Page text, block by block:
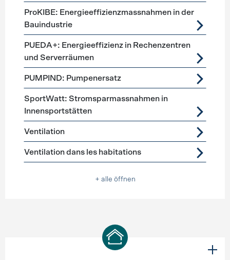
ProKIBE: Energieeffizienzmassnahmen in der
Bauindustrie
PUEDA+: Energieeffizienz in Rechenzentren
und Serverräumen
PUMPIND: Pumpenersatz
SportWatt: Stromsparmassnahmen in
Innensportstätten
Ventilation
Ventilation dans les habitations
+ alle öffnen